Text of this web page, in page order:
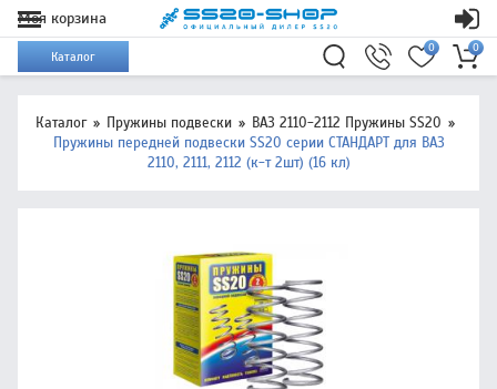
Моя корзина
Каталог
0
0
Каталог Пружины подвески
ВАЗ 2110-2112 Пружины SS20
Пружины передней подвески SS20 серии СТАНДАРТ для ВАЗ
2110, 2111, 2112 (к-т 2шт) (16 кл)